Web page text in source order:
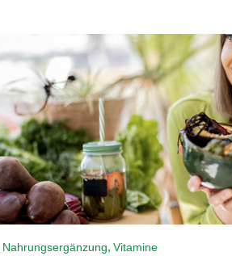
Nahrungsergänzung, Vitamine